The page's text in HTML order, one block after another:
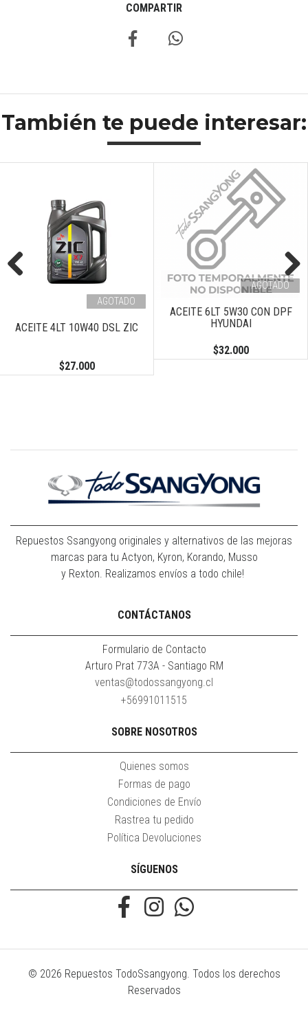
COMPARTIR
También te puede interesar:
AGOTADO
ACEITE 4LT 10W40 DSL ZIC
$27.000
AGOTADO
ACEITE 6LT 5W30 CON DPF
HYUNDAI
$32.000
Repuestos Ssangyong originales y alternativos de las mejoras
marcas para tu Actyon, Kyron, Korando, Musso
y Rexton. Realizamos envíos a todo chile!
CONTÁCTANOS
Formulario de Contacto
Arturo Prat 773A - Santiago RM
ventas@todossangyong.cl
+56991011515
SOBRE NOSOTROS
Quienes somos
Formas de pago
Condiciones de Envío
Rastrea tu pedido
Política Devoluciones
SÍGUENOS
© 2026 Repuestos TodoSsangyong. Todos los derechos
Reservados